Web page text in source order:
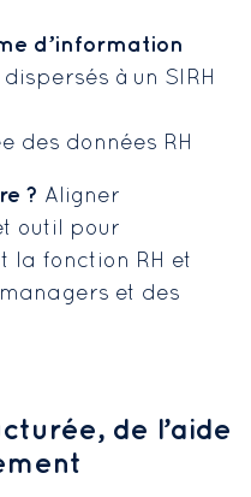
d’information
dispersés à un SIRH
des données RH
? Aligner
outil pour
la fonction RH et
et des
de l’aide